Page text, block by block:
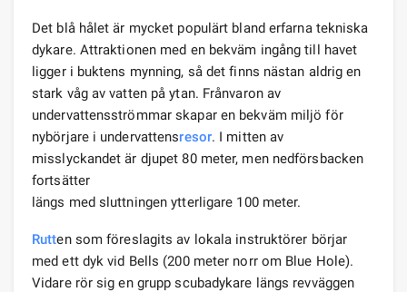
Det blå hålet är mycket populärt bland erfarna tekniska
dykare. Attraktionen med en bekväm ingång till havet
ligger i buktens mynning, så det finns nästan aldrig en
stark våg av vatten på ytan. Frånvaron av
undervattensströmmar skapar en bekväm miljö för
nybörjare i undervattensresor. I mitten av
misslyckandet är djupet 80 meter, men nedförsbacken
fortsätter
längs med sluttningen ytterligare 100 meter.
Rutten som föreslagits av lokala instruktörer börjar
med ett dyk vid Bells (200 meter norr om Blue Hole).
Vidare rör sig en grupp scubadykare längs revväggen